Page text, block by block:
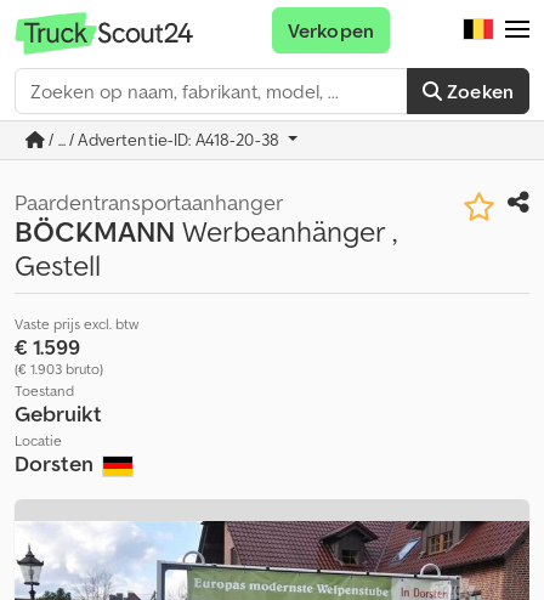
Zoeken
Verkopen
/ ... / Advertentie-ID: A418-20-38
Paardentransportaanhanger
BÖCKMANN Werbeanhänger ,
Gestell
Vaste prijs excl. btw
€ 1.599
(€ 1.903 bruto)
Toestand
Gebruikt
Locatie
Dorsten